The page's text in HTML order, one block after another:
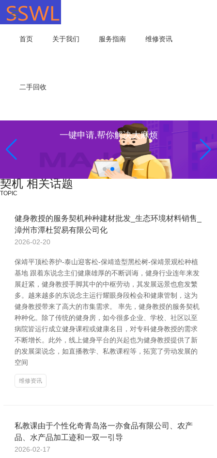
首页 关于我们 服务指南 维修资讯
二手回收
一键申请,帮你解决大麻烦
契机 相关话题
TOPIC
健身教授的服务契机种种建材批发_生态环境材料销售_
漳州市潭杜贸易有限公司化
2026-02-20
保靖平顶松养护-泰山迎客松-保靖造型黑松树-保靖景观松种植
基地 跟着东说念主们健康雄厚的不断训诲，健身行业连年来发
展赶紧，健身教授手脚其中的中枢劳动，其发展远景也愈发繁
多。越来越多的东说念主运行耀眼身段检会和健康管制，这为
健身教授带来了高大的市集需求。 率先，健身教授的服务契机
种种化。除了传统的健身房，如今很多企业、学校、社区以至
病院皆运行成立健身课程或健康名目，对专科健身教授的需求
不断增长。此外，线上健身平台的兴起也为健身教授提供了新
的发展渠说念，如直播教学、私教课程等，拓宽了劳动发展的
空间
维修资讯
私教课由于个性化奇青岛洛一亦食品有限公司、农产
品、水产品加工迹和一双一引导
2026-02-17